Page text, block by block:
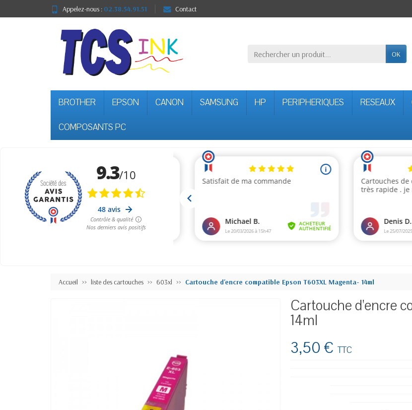
Appelez-nous : 02.38.54.91.51 Contact
OK
BROTHER EPSON CANON SAMSUNG HP PERIPHERIQUES RESEAUX
COMPOSANTS PC
Accueil liste des cartouches 603xl Cartouche d'encre compatible Epson T603XL Magenta- 14ml
Cartouche d'encre
14ml
3,50 €TTC